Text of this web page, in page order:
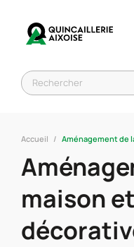
Accueil Aménagement de
maison